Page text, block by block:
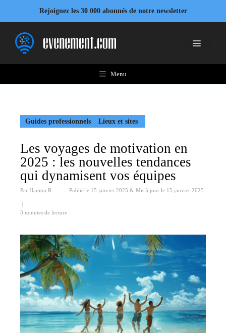
contenu
Rejoignez les 30 000 abonnés de notre newsletter
Menu
Menu
Guides professionnels Lieux et sites
Les voyages de motivation en
2025 : les nouvelles tendances
qui dynamisent vos équipes
Par Hanitra R. Publié le 15 janvier 2025 & Mis à jour le 15 janvier 2025
|
3 minutes de lecture